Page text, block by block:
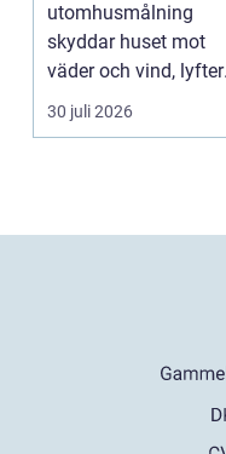
utomhusmålning
skyddar huset mot
väder och vind, lyfter
helhetsintrycket...
30 juli 2026